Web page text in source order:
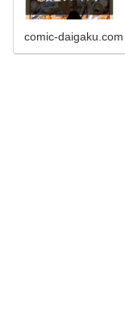
comic-daigaku.com